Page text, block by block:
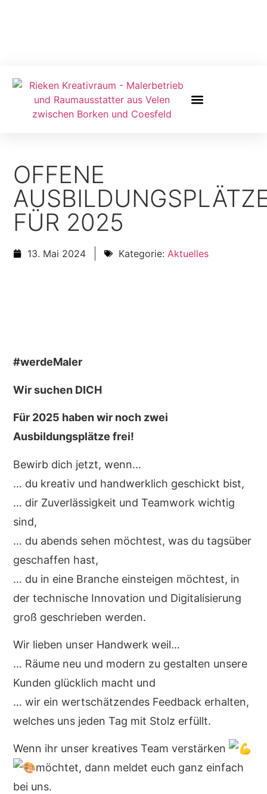
OFFENE
FÜR 2025
13. Mai 2024 Kategorie: Aktuelles
#werdeMaler
Wir suchen DICH
Für 2025 haben wir noch zwei
Ausbildungsplätze frei!
Bewirb dich jetzt, wenn…
… du kreativ und handwerklich geschickt bist,
… dir Zuverlässigkeit und Teamwork wichtig
sind,
… du abends sehen möchtest, was du tagsüber
geschaffen hast,
… du in eine Branche einsteigen möchtest, in
der technische Innovation und Digitalisierung
groß geschrieben werden.
Wir lieben unser Handwerk weil…
… Räume neu und modern zu gestalten unsere
Kunden glücklich macht und
… wir ein wertschätzendes Feedback erhalten,
welches uns jeden Tag mit Stolz erfüllt.
Wenn ihr unser kreatives Team verstärken
möchtet, dann meldet euch ganz einfach
bei uns.